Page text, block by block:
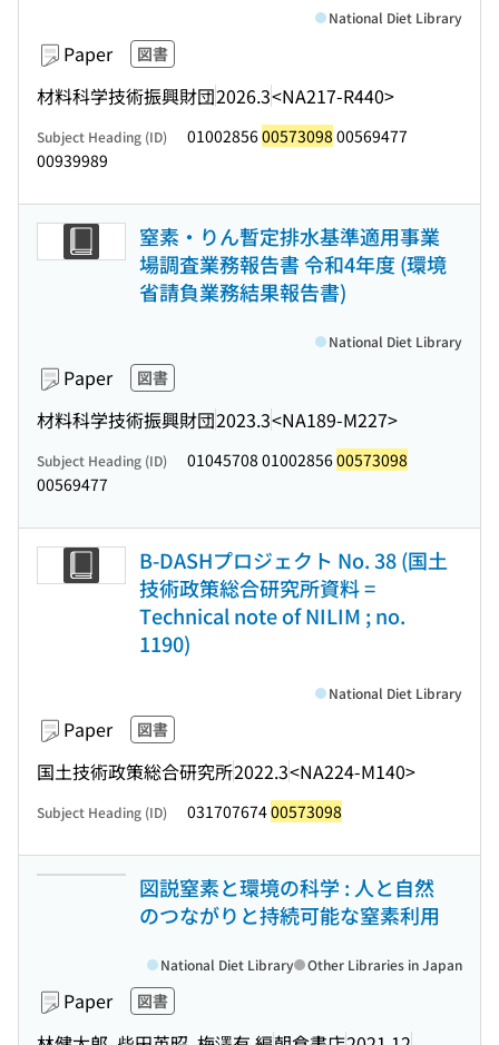
Paper 図書
材料科学技術振興財団2026.3<NA217-R440>
National Diet Library
Subject Heading (ID) 0100285600573098 00569477
00939989
窒素・りん暫定排水基準適用事業
場調査業務報告書 令和4年度 (環境
省請負業務結果報告書)
Paper 図書
材料科学技術振興財団2023.3<NA189-M227>
National Diet Library
Subject Heading (ID) 01045708 0100285600573098
00569477
B-DASHプロジェクト No. 38 (国土
技術政策総合研究所資料 =
Technical note of NILIM ; no.
1190)
Paper 図書
国土技術政策総合研究所2022.3<NA224-M140>
National Diet Library
Subject Heading (ID) 03170767400573098
図説窒素と環境の科学 : 人と自然
のつながりと持続可能な窒素利用
Paper 図書
National Diet Library Other Libraries in Japan